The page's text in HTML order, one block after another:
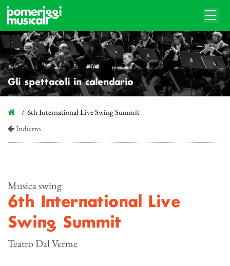
Gli spettacoli in calendario
6th International Live Swing Summit
Indietro
Musica swing
6th International Live
Swing Summit
Teatro Dal Verme